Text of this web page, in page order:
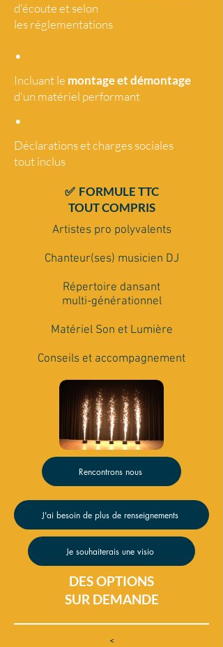
d'écoute et selon
les réglementations
•
Incluant le montage et démontage
d'un matériel performant
•
Déclarations et charges sociales
toutinclus
✅ FORMULE TTC
TOUT COMPRIS
Artistes pro polyvalents
Chanteur(ses) musicien DJ
Répertoire dansant
multi-générationnel
Matériel Son et Lumière
Conseils et accompagnement
Rencontrons nous
J'ai besoin de plus de renseignements
Je souhaiterais une visio
DES OPTIONS
SUR DEMANDE
<